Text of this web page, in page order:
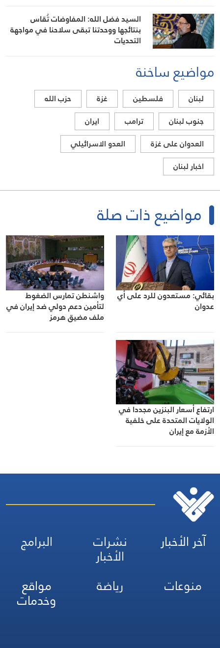
السيد فضل الله: المفاوضات تُقاس
بنتائجها ووحدتنا تبقى سلاحنا في مواجهة
التحديات
مواضيع ساخنة
لبنان فلسطين غزة
حزب الله
جنوب لبنان
ترامب
ايران
العدوان على غزة
العدو الاسرائيلي
اخبار لبنان
مواضيع ذات صلة
بقائي: مستعدون للرد على أي
عدوان
واشنطن تمارس الضغوط
لتأمين دعم دولي ضد إيران في
ملف مضيق هرمز
ارتفاع أسعار البنزين مجددا في
الولايات المتحدة على خلفية
الأزمة مع إيران
آخر الأخبار نشرات
الأخبار
البرامج
منوعات
رياضة مواقع
وخدمات